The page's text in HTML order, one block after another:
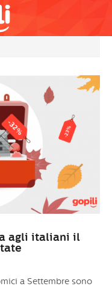
agli italiani il
a Settembre sono